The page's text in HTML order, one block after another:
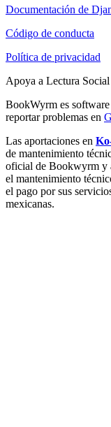
Documentación de
Código de conducta
Política de privacidad
Apoya a Lectura Social
BookWyrm es
reportar problemas en
Las aportaciones en
de mantenimiento
oficial de Bookwyrm y
el mantenimiento
el pago por sus
mexicanas.